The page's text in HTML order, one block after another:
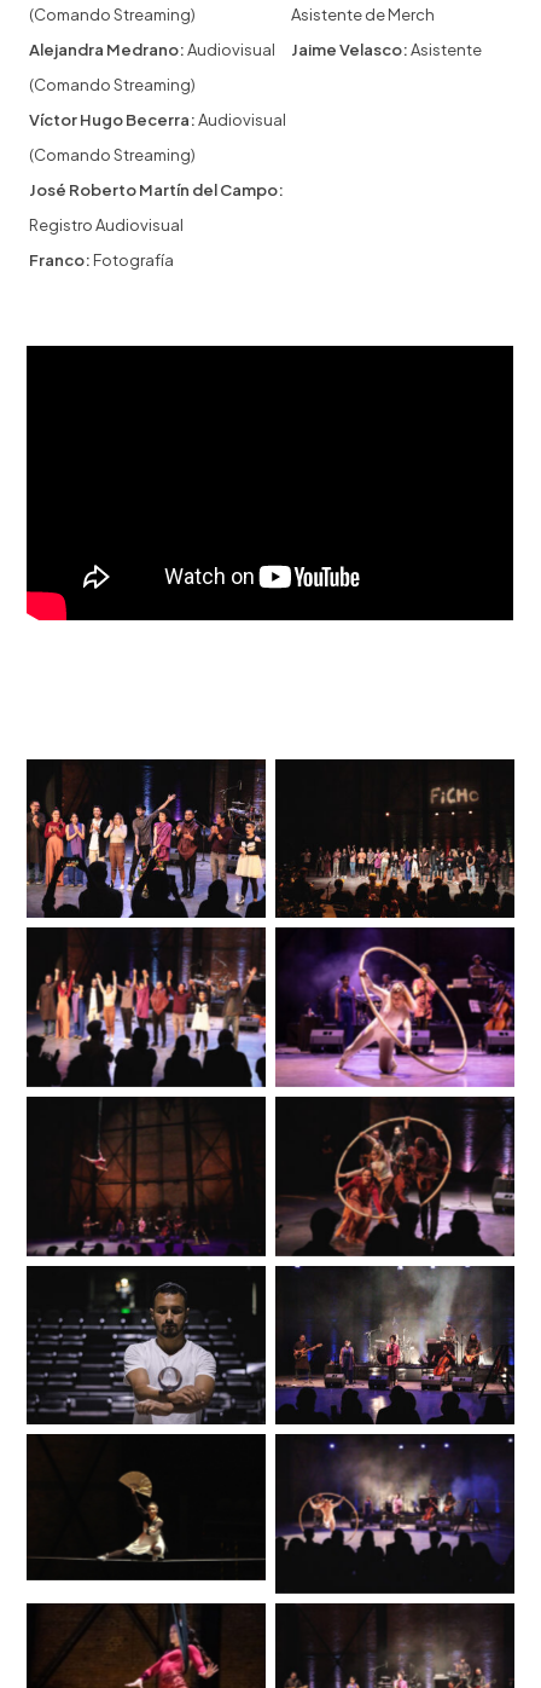
(Comando Streaming)
Alejandra Medrano:Audiovisual
(Comando Streaming)
Víctor Hugo Becerra:Audiovisual
(Comando Streaming)
José Roberto Martín del Campo:
Registro Audiovisual
Franco: Fotografía
Asistente de Merch
Jaime Velasco:Asistente